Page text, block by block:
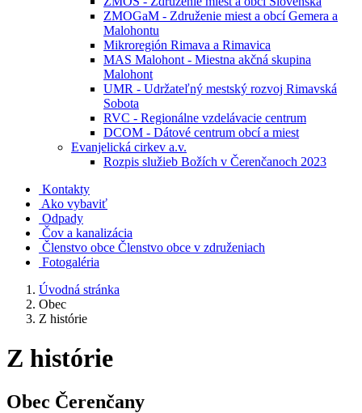
ZMOGaM - Združenie miest a obcí Gemera a
Malohontu
Mikroregión Rimava a Rimavica
MAS Malohont - Miestna akčná skupina
Malohont
UMR - Udržateľný mestský rozvoj Rimavská
Sobota
RVC - Regionálne vzdelávacie centrum
DCOM - Dátové centrum obcí a miest
Evanjelická cirkev a.v.
Rozpis služieb Božích v Čerenčanoch 2023
Kontakty
Ako vybaviť
Odpady
Čov a kanalizácia
Členstvo obce Členstvo obce v združeniach
Fotogaléria
Úvodná stránka
Obec
Z histórie
Z histórie
Obec Čerenčany